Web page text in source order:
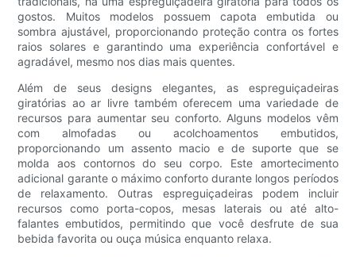
gostos. Muitos modelos possuem capota embutida ou
sombra ajustável, proporcionando proteção contra os fortes
raios solares e garantindo uma experiência confortável e
agradável, mesmo nos dias mais quentes.
Além de seus designs elegantes, as espreguiçadeiras
giratórias ao ar livre também oferecem uma variedade de
recursos para aumentar seu conforto. Alguns modelos vêm
com almofadas ou acolchoamentos embutidos,
proporcionando um assento macio e de suporte que se
molda aos contornos do seu corpo. Este amortecimento
adicional garante o máximo conforto durante longos períodos
de relaxamento. Outras espreguiçadeiras podem incluir
recursos como porta-copos, mesas laterais ou até alto-
falantes embutidos, permitindo que você desfrute de sua
bebida favorita ou ouça música enquanto relaxa.